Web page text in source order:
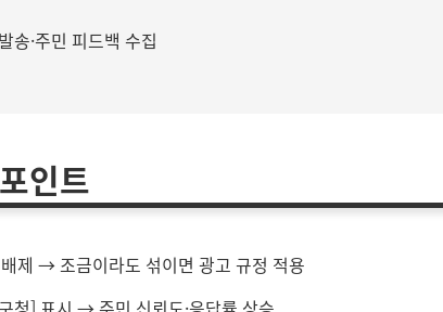
송·주민 피드백 수집
인트
제 → 조금이라도 섞이면 광고 규정 적용